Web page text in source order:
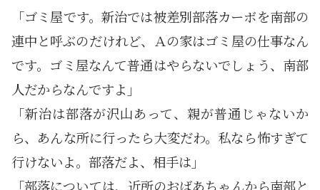
「ゴミ屋です。新治では被差別部落カーボを南部の
連中と呼ぶのだけれど、Ａの家はゴミ屋の仕事なん
です。ゴミ屋なんて普通はやらないでしょう、南部
人だからなんですよ」
「新治は部落が沢山あって、親が普通じゃないか
ら、あんな所に行ったら大変だわ。私なら怖すぎて
行けないよ。部落だよ、相手は」
「部落については、近所のおばあちゃんから南部と